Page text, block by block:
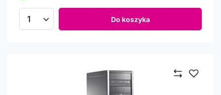
Ilość produktów Do koszyka